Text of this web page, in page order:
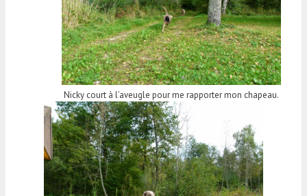
Nicky court à l’aveugle pour me rapporter mon chapeau.